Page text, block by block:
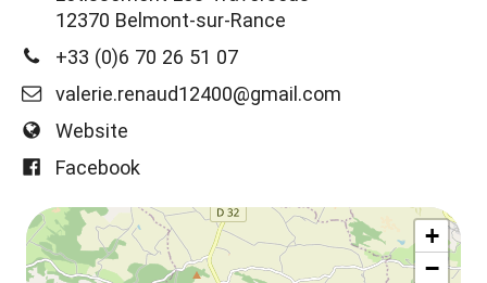
12370 Belmont-sur-Rance
+33 (0)6 70 26 51 07
valerie.renaud12400@gmail.com
Website
Facebook
+
−